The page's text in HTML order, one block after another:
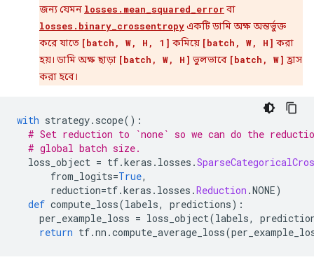
experimental_type {
  type_id: TFT_PRODUCT
  args {
    type_id: TFT_DATASET
      args {
        type_id: TFT_TENSOR
        args {
          type_id: TFT_FLOAT
        }
      }
      args {
        type_id: TFT_TENSOR
        args {
জন্য যেমন losses.mean_squared_error বা
losses.binary_crossentropyএকটি ডামি অক্ষ অন্তর্ভুক্ত
করে যাতে [batch, W, H, 1] কমিয়ে [batch, W, H] করা
হয়। ডামি অক্ষ ছাড়া [batch, W, H] ভুলভাবে [batch, W] হ্রাস
করা হবে।
with strategy. scope():
# Set reduction to `none` so we can do the
# global batch size.
loss_object = tf.keras . losses .
from_logits=True,
reduction=tf.keras . losses .Reduction .NONE)
def compute_loss(labels, predictions):
per_example_loss = loss_object(labels,
return tf.nn .compute_average_loss(